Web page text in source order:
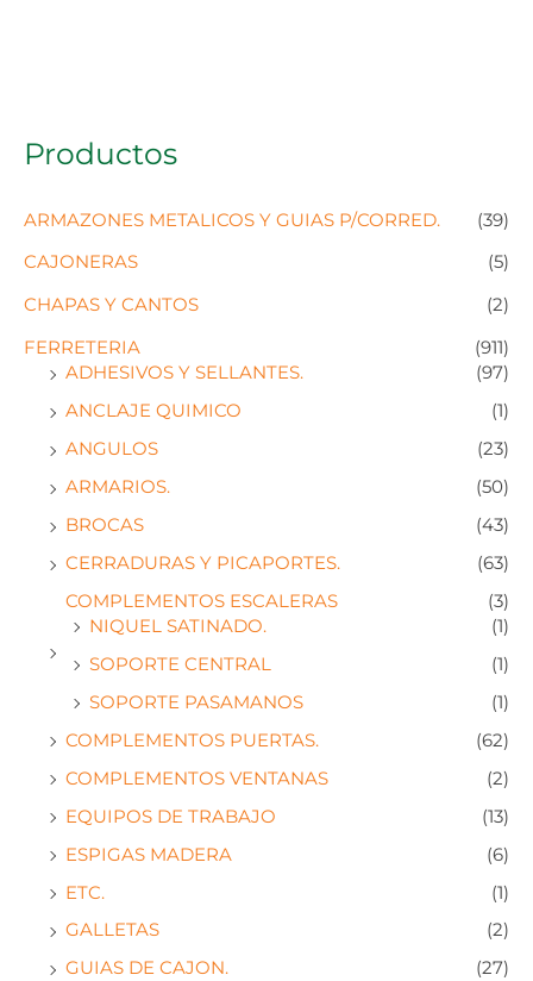
Productos
ARMAZONES METALICOS Y GUIAS P/CORRED.
(39)
CAJONERAS
(5)
CHAPAS Y CANTOS
(2)
FERRETERIA
(911)
ADHESIVOS Y SELLANTES.
(97)
ANCLAJE QUIMICO
(1)
ANGULOS
(23)
ARMARIOS.
(50)
BROCAS
(43)
CERRADURAS Y PICAPORTES.
(63)
COMPLEMENTOS ESCALERAS
(3)
NIQUEL SATINADO.
(1)
SOPORTE CENTRAL
(1)
SOPORTE PASAMANOS
(1)
COMPLEMENTOS PUERTAS.
(62)
COMPLEMENTOS VENTANAS
(2)
EQUIPOS DE TRABAJO
(13)
ESPIGAS MADERA
(6)
ETC.
(1)
GALLETAS
(2)
GUIAS DE CAJON.
(27)